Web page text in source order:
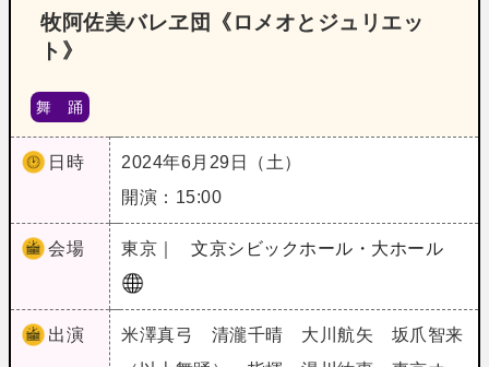
牧阿佐美バレヱ団《ロメオとジュリエッ
ト》
舞 踊
日時
2024年6月29日（土）
開演：15:00
会場 東京｜ 文京シビックホール・大ホール
出演
米澤真弓 清瀧千晴 大川航矢 坂爪智来